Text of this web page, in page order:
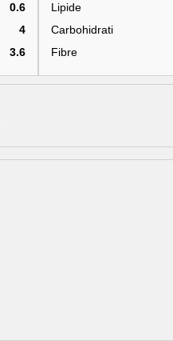
0.6
4
3.6
Lipide
Carbohidrati
Fibre